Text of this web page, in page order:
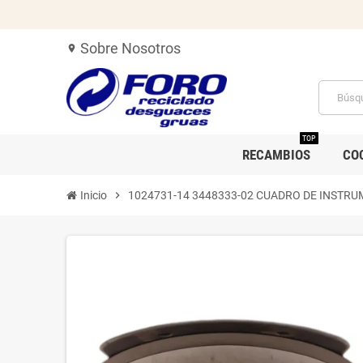
location_on Sobre Nosotros
RECAMBIOS
TOP
Inicio chevron_right 1024731-14 3448333-02 CUADRO DE